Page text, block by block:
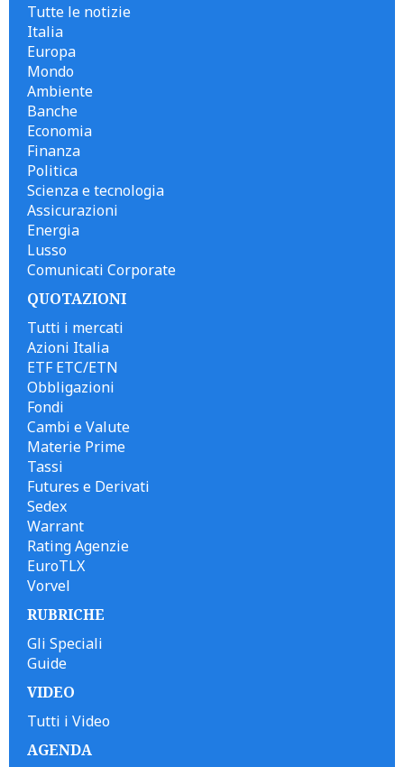
Tutte le notizie
Italia
Europa
Mondo
Ambiente
Banche
Economia
Finanza
Politica
Scienza e tecnologia
Assicurazioni
Energia
Lusso
Comunicati Corporate
QUOTAZIONI
Tutti i mercati
Azioni Italia
ETF ETC/ETN
Obbligazioni
Fondi
Cambi e Valute
Materie Prime
Tassi
Futures e Derivati
Sedex
Warrant
Rating Agenzie
EuroTLX
Vorvel
RUBRICHE
Gli Speciali
Guide
VIDEO
Tutti i Video
AGENDA